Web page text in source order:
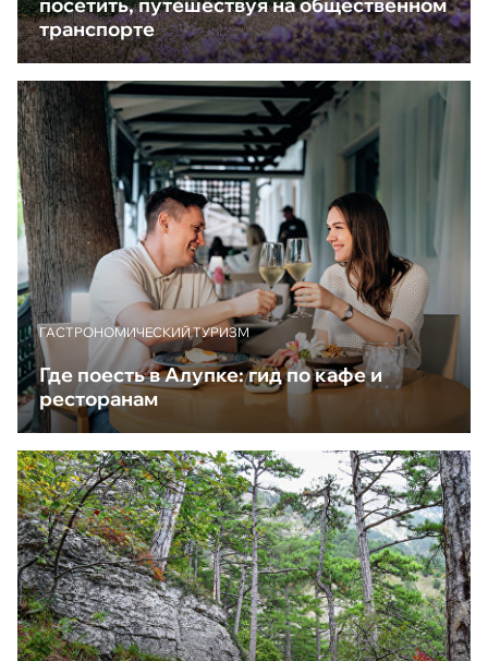
посетить, путешествуя на общественном
транспорте
ГАСТРОНОМИЧЕСКИЙ ТУРИЗМ
Где поесть в Алупке: гид по кафе и
ресторанам